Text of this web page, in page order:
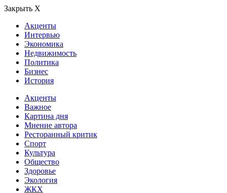
Закрыть Х
Акценты
Интервью
Экономика
Недвижимость
Политика
Бизнес
История
Акценты
Важное
Картина дня
Мнение автора
Ресторанный критик
Спорт
Культура
Общество
Здоровье
Экология
ЖКХ